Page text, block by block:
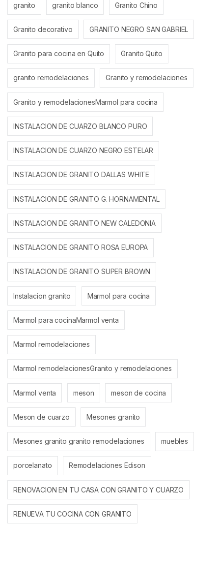
granito granito blanco Granito Chino
Granito decorativo GRANITO NEGRO SAN GABRIEL
Granito para cocina en Quito Granito Quito
granito remodelaciones Granito y remodelaciones
Granito y remodelacionesMarmol para cocina
INSTALACION DE CUARZO BLANCO PURO
INSTALACION DE CUARZO NEGRO ESTELAR
INSTALACION DE GRANITO DALLAS WHITE
INSTALACION DE GRANITO G. HORNAMENTAL
INSTALACION DE GRANITO NEW CALEDONIA
INSTALACION DE GRANITO ROSA EUROPA
INSTALACION DE GRANITO SUPER BROWN
Instalacion granito Marmol para cocina
Marmol para cocinaMarmol venta
Marmol remodelaciones
Marmol remodelacionesGranito y remodelaciones
Marmol venta meson meson de cocina
Meson de cuarzo Mesones granito
Mesones granito granito remodelaciones muebles
porcelanato Remodelaciones Edison
RENOVACION EN TU CASA CON GRANITO Y CUARZO
RENUEVA TU COCINA CON GRANITO